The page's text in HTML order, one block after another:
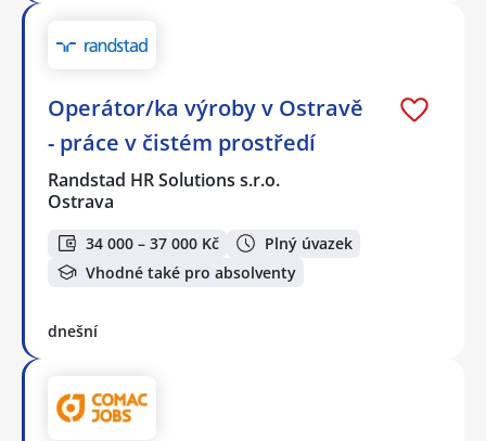
Operátor/ka výroby v Ostravě
- práce v čistém prostředí
Randstad HR Solutions s.r.o.
Ostrava
34 000 – 37 000 Kč
Plný úvazek
Vhodné také pro absolventy
dnešní